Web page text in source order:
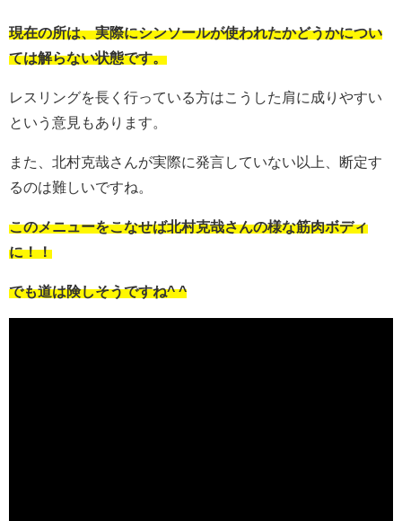
現在の所は、実際にシンソールが使われたかどうかについ
ては解らない状態です。
レスリングを長く行っている方はこうした肩に成りやすい
という意見もあります。
また、北村克哉さんが実際に発言していない以上、断定す
るのは難しいですね。
このメニューをこなせば北村克哉さんの様な筋肉ボディ
に！！
でも道は険しそうですね^ ^